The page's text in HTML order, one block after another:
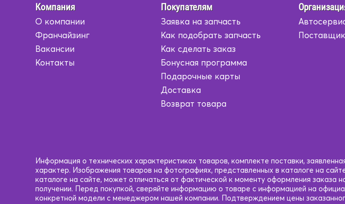
1HZ1HZ
1KD 1KD
1NZ1NZ
1RZ1RZ
Компания
О компании
Франчайзинг
Вакансии
Контакты
Покупателям
Заявка на запчасть
Как подобрать запчасть
Как сделать заказ
Бонусная программа
Подарочные карты
Доставка
Возврат товара
Информация о технических характеристиках товаров, комплекте поставки,
характер. Изображения товаров на фотографиях, представленных в каталоге на
каталоге на сайте, может отличаться от фактической к моменту оформления
получении. Перед покупкой, сверяйте информацию о товаре с информацией на
конкретной модели с менеджером нашей компании. Подтверждением цены